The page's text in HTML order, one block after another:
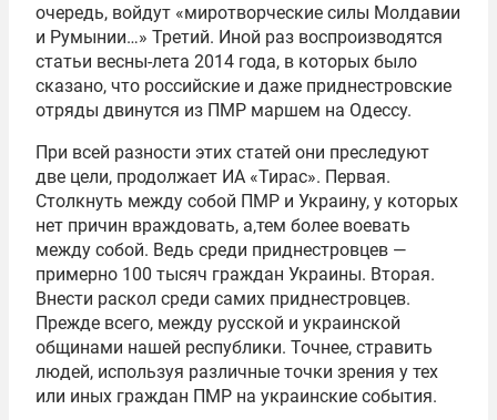
очередь, войдут «миротворческие силы Молдавии
и Румынии…» Третий. Иной раз воспроизводятся
статьи весны-лета 2014 года, в которых было
сказано, что российские и даже приднестровские
отряды двинутся из ПМР маршем на Одессу.
При всей разности этих статей они преследуют
две цели, продолжает ИА «Тирас». Первая.
Столкнуть между собой ПМР и Украину, у которых
нет причин враждовать, а,тем более воевать
между собой. Ведь среди приднестровцев —
примерно 100 тысяч граждан Украины. Вторая.
Внести раскол среди самих приднестровцев.
Прежде всего, между русской и украинской
общинами нашей республики. Точнее, стравить
людей, используя различные точки зрения у тех
или иных граждан ПМР на украинские события.